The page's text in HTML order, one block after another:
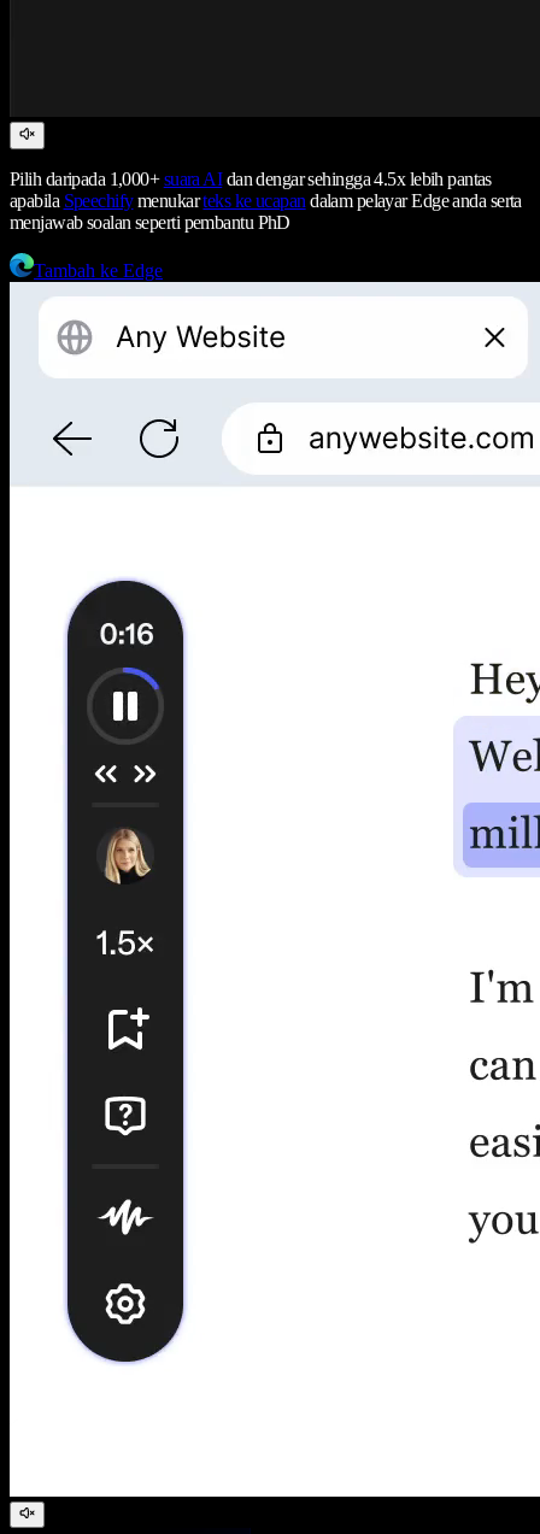
Pilih daripada 1,000+suara AIdan dengar sehingga 4.5x lebih pantas
apabila Speechifymenukarteks ke ucapan dalam pelayar Edge anda serta
menjawab soalan seperti pembantu PhD
Tambah ke Edge